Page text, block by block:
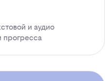
и аудио
прогресса